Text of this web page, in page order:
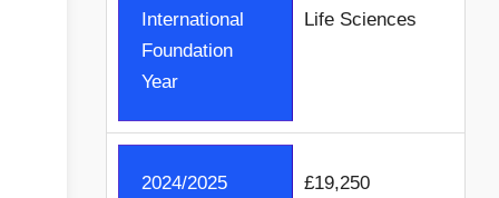
International
Foundation
Year
Life Sciences
2024/2025 £19,250